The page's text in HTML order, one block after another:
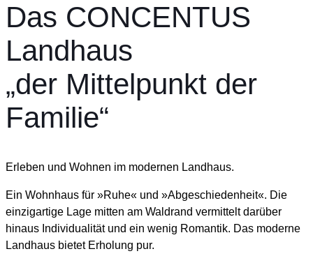
Das CONCENTUS
Landhaus
„der Mittelpunkt der
Familie“
Erleben und Wohnen im modernen Landhaus.
Ein Wohnhaus für »Ruhe« und »Abgeschiedenheit«. Die
einzigartige Lage mitten am Waldrand vermittelt darüber
hinaus Individualität und ein wenig Romantik. Das moderne
Landhaus bietet Erholung pur.